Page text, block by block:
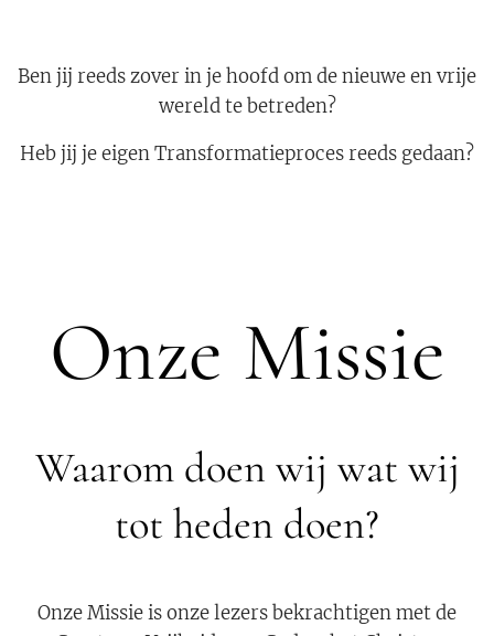
Ben jij reeds zover in je hoofd om de nieuwe en vrije
wereld te betreden?
Heb jij je eigen Transformatieproces reeds gedaan?
Onze Missie
Waarom doen wij wat wij
tot heden doen?
Onze Missie is onze lezers bekrachtigen met de